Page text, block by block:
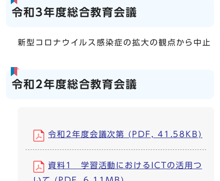
令和3年度総合教育会議
新型コロナウイルス感染症の拡大の観点から中止
令和2年度総合教育会議
令和2年度会議次第 (PDF, 41.58KB)
資料1 学習活動におけるICTの活用つ